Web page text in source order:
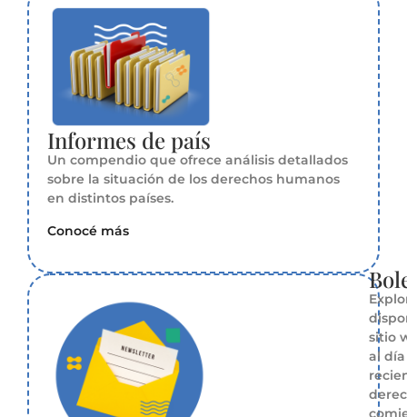
Informes de país
Un compendio que ofrece análisis detallados
sobre la situación de los derechos humanos
en distintos países.
Conocé más
sitio
al